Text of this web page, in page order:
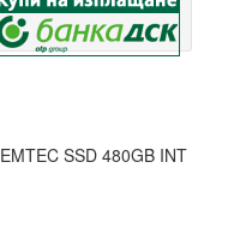
SSD 480GB INT